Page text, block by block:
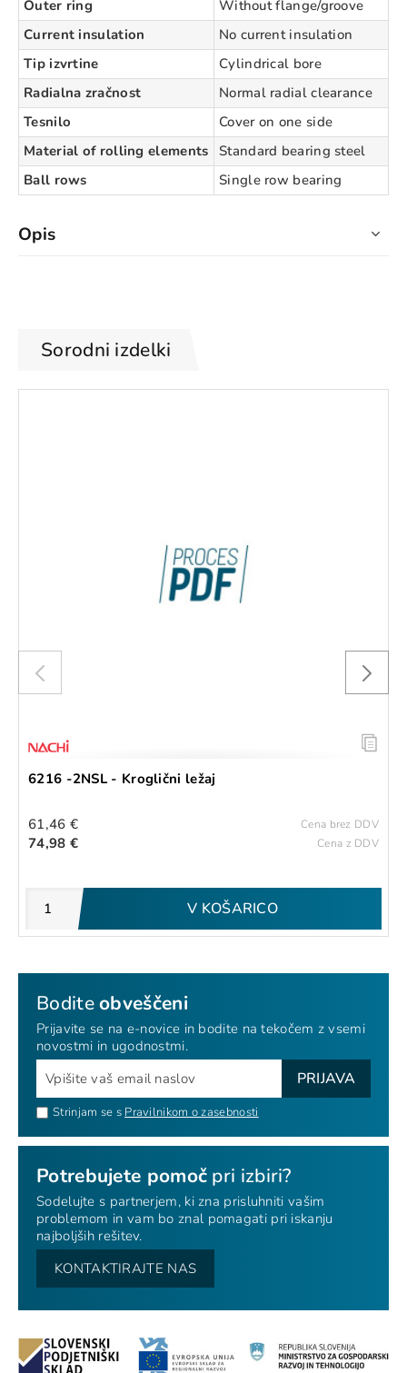
Outer ring
Without flange/groove
Current insulation
No current insulation
Tip izvrtine
Cylindrical bore
Radialna zračnost
Normal radial clearance
Tesnilo
Cover on one side
Material of rolling elements Standard bearing steel
Ball rows
Single row bearing
Opis
Sorodni izdelki
6216 -2NSL - Kroglični ležaj
Cena brez DDV
61,46 €
Cena z DDV
74,98 €
V KOŠARICO
Boditeobveščeni
Prijavite se na e-novice in bodite na tekočem z vsemi
novostmi in ugodnostmi.
Strinjam se s Pravilnikom o zasebnosti
PRIJAVA
Potrebujete pomoč pri izbiri?
Sodelujte s partnerjem, ki zna prisluhniti vašim
problemom in vam bo znal pomagati pri iskanju
najboljših rešitev.
KONTAKTIRAJTE NAS